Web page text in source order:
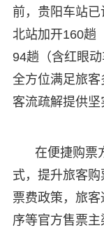
前，贵阳车站
北站加开160趟
94趟（含红眼动
全方位满足旅
客流疏解提供坚
在便捷购票
式，提升旅客
票费政策，旅
序等官方售票